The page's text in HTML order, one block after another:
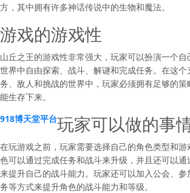
方，其中拥有许多神话传说中的生物和魔法。
游戏的游戏性
山丘之王的游戏性非常强大，玩家可以扮演一个
世界中自由探索、战斗、解谜和完成任务。在这
务、敌人和挑战的世界中，玩家必须拥有足够的
能生存下来。
918博天堂平台玩家可以做的事
在玩游戏之前，玩家需要选择自己的角色类型和游
色可以通过完成任务和战斗来升级，并且还可以
来提升自己的战斗能力。玩家还可以加入公会、
务等方式来提升角色的战斗能力和等级。